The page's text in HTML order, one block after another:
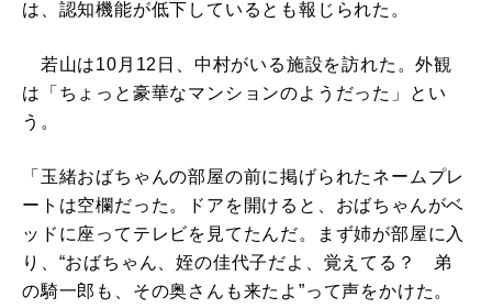
は、認知機能が低下しているとも報じられた。
若山は10月12日、中村がいる施設を訪れた。外観
は「ちょっと豪華なマンションのようだった」とい
う。
「玉緒おばちゃんの部屋の前に掲げられたネームプレ
ートは空欄だった。ドアを開けると、おばちゃんがベ
ッドに座ってテレビを見てたんだ。まず姉が部屋に入
り、“おばちゃん、姪の佳代子だよ、覚えてる？ 弟
の騎一郎も、その奥さんも来たよ”って声をかけた。